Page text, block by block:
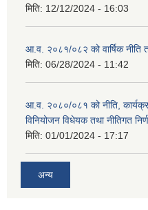
मिति: 12/12/2024 - 16:03
आ.व. २०८१/०८२ को वार्षिक नीति
मिति: 06/28/2024 - 11:42
आ.व. २०८०/०८१ को नीति,
विनियोजन विधेयक तथा नीतिगत
मिति: 01/01/2024 - 17:17
अन्य